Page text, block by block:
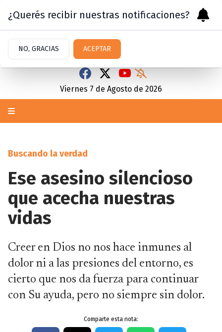
Viernes 7 de Agosto de 2026
Buscando la verdad
Ese asesino silencioso
que acecha nuestras
vidas
Creer en Dios no nos hace inmunes al
dolor ni a las presiones del entorno, es
cierto que nos da fuerza para continuar
con Su ayuda, pero no siempre sin dolor.
Comparte esta nota:
¿Querés recibir nuestras notificaciones?
NO, GRACIAS ACEPTAR